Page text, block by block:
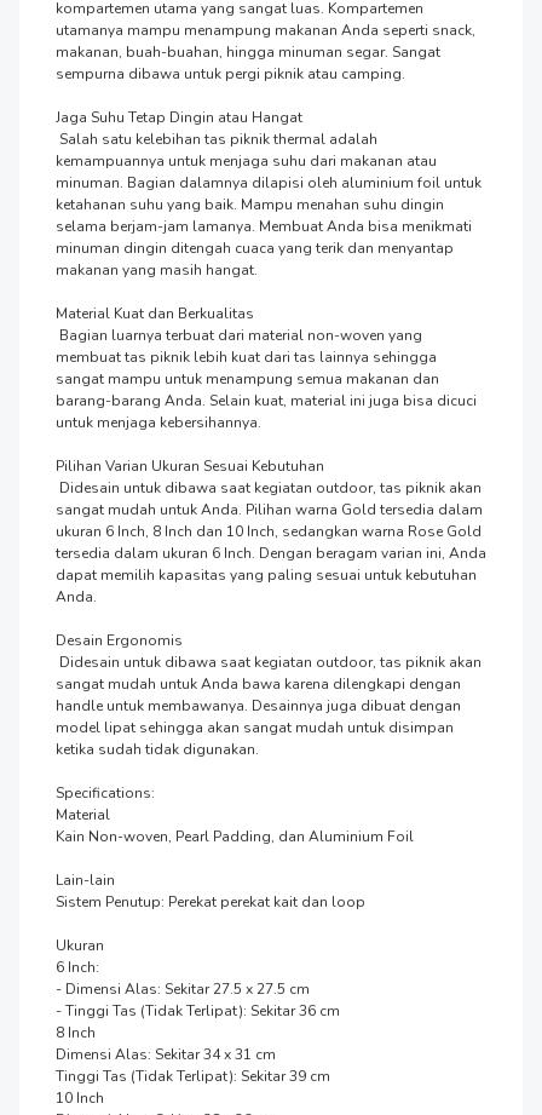
kompartemen utama yang sangat luas. Kompartemen
utamanya mampu menampung makanan Anda seperti snack,
makanan, buah-buahan, hingga minuman segar. Sangat
sempurna dibawa untuk pergi piknik atau camping.
Jaga Suhu Tetap Dingin atau Hangat
kemampuannya untuk menjaga suhu dari makanan atau
minuman. Bagian dalamnya dilapisi oleh aluminium foil untuk
ketahanan suhu yang baik. Mampu menahan suhu dingin
selama berjam-jam lamanya. Membuat Anda bisa menikmati
minuman dingin ditengah cuaca yang terik dan menyantap
makanan yang masih hangat.
Material Kuat dan Berkualitas
membuat tas piknik lebih kuat dari tas lainnya sehingga
sangat mampu untuk menampung semua makanan dan
barang-barang Anda. Selain kuat, material ini juga bisa dicuci
untuk menjaga kebersihannya.
Pilihan Varian Ukuran Sesuai Kebutuhan
sangat mudah untuk Anda. Pilihan warna Gold tersedia dalam
ukuran 6 Inch, 8 Inch dan 10 Inch, sedangkan warna Rose Gold
tersedia dalam ukuran 6 Inch. Dengan beragam varian ini, Anda
dapat memilih kapasitas yang paling sesuai untuk kebutuhan
Anda.
Desain Ergonomis
sangat mudah untuk Anda bawa karena dilengkapi dengan
handle untuk membawanya. Desainnya juga dibuat dengan
model lipat sehingga akan sangat mudah untuk disimpan
ketika sudah tidak digunakan.
Specifications:
Material
Kain Non-woven, Pearl Padding, dan Aluminium Foil
Lain-lain
Sistem Penutup: Perekat perekat kait dan loop
Ukuran
6 Inch:
- Dimensi Alas: Sekitar 27.5 x 27.5 cm
- Tinggi Tas (Tidak Terlipat): Sekitar 36 cm
8 Inch
Dimensi Alas: Sekitar 34 x 31 cm
Tinggi Tas (Tidak Terlipat): Sekitar 39 cm
10 Inch